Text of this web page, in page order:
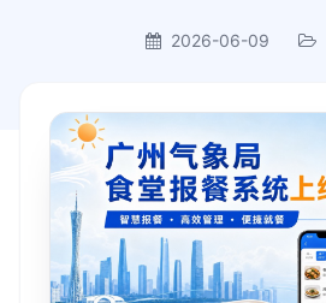
2026-06-09